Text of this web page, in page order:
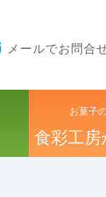
メールでお問合
お菓子
食彩工